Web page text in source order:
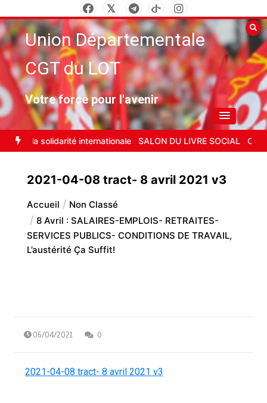
au
contenuUnion Départementale
CGT du LOT
Votre force pour l'avenir
et la solidarité internationale SALON DU LIVRE SOCIAL
2021-04-08 tract- 8 avril 2021 v3
Accueil
Non Classé
8 Avril : SALAIRES-EMPLOIS- RETRAITES-
SERVICES PUBLICS- CONDITIONS DE TRAVAIL,
L’austérité Ça Suffit!
06/04/2021 0
2021-04-08 tract- 8 avril 2021 v3